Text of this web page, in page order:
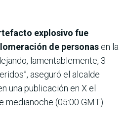
explosivo fue
de personas en la
lamentablemente, 3
aseguró el alcalde
una publicación en X el
(05:00 GMT).